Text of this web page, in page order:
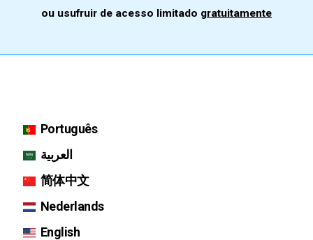
ou usufruir de acesso limitado gratuitamente
Português
العربية
简体中文
Nederlands
English